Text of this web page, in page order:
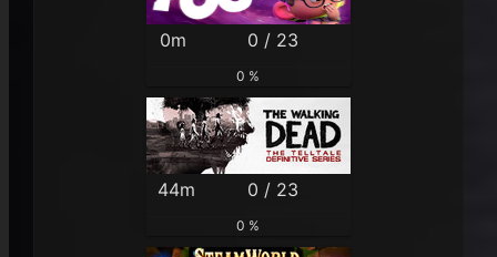
0m 0 / 23
0 %
44m 0 / 23
0 %